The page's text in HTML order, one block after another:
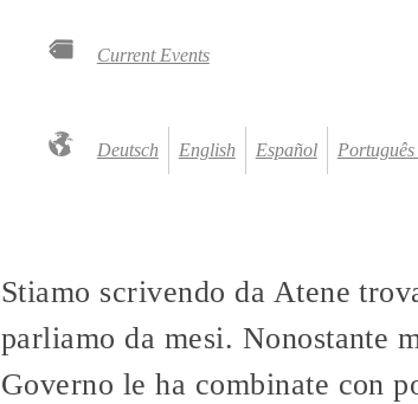
Current Events
Deutsch English Español
Stiamo scrivendo da Atene
parliamo da mesi. Nonostante
Governo le ha combinate con